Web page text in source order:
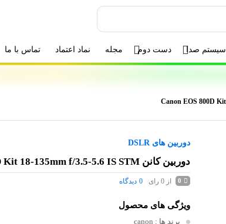
سیستم صدا دست دوم مجله نماد اعتماد تماس با ما
دوربین های DSLR
دوربین کانن Canon EOS 800D Kit 18-135mm f/3.5-5.6 IS STM
0 از 0 رای 0 دیدگاه
ویژگی های محصول
برند ها : canon